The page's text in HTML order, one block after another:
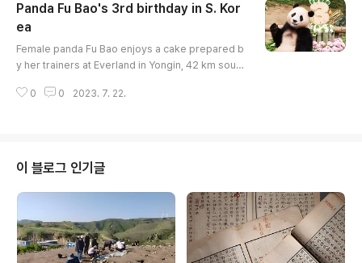
Panda Fu Bao's 3rd birthday in S. Kor
ea
Female panda Fu Bao enjoys a cake prepared b
y her trainers at Everland in Yongin, 42 km south
#panda #Everland #panda_birthday #판다 #에버
0 0 2023. 7. 22.
이 블로그 인기글